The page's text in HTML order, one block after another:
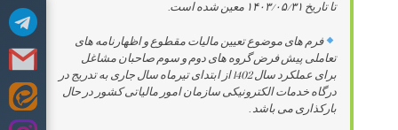
Skip
تا تاریخ ۱۴۰۳/۰۵/۳۱ معین شده است.
فرم های موضوع تعیین مالیات مقطوع و اظهارنامه های
تعاملی پیش فرض گروه های دوم و سوم صاحبان مشاغل
برای عملکرد سال 1402 از ابتدای تیرماه سال جاری به تدریج در
درگاه خدمات الکترونیکی سازمان امور مالیاتی کشور در حال
بارکذاری می باشد .